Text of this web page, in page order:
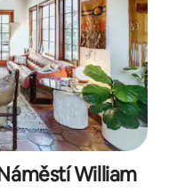
William